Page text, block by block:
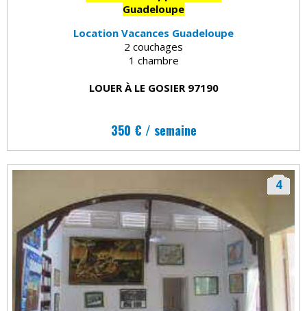
Guadeloupe
Location Vacances Guadeloupe
2 couchages
1 chambre
LOUER À LE GOSIER 97190
350 € / semaine
4